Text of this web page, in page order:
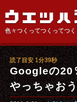
色々つくってつくってつ
Googleの20
やっちゃお
読了目安 1分39秒